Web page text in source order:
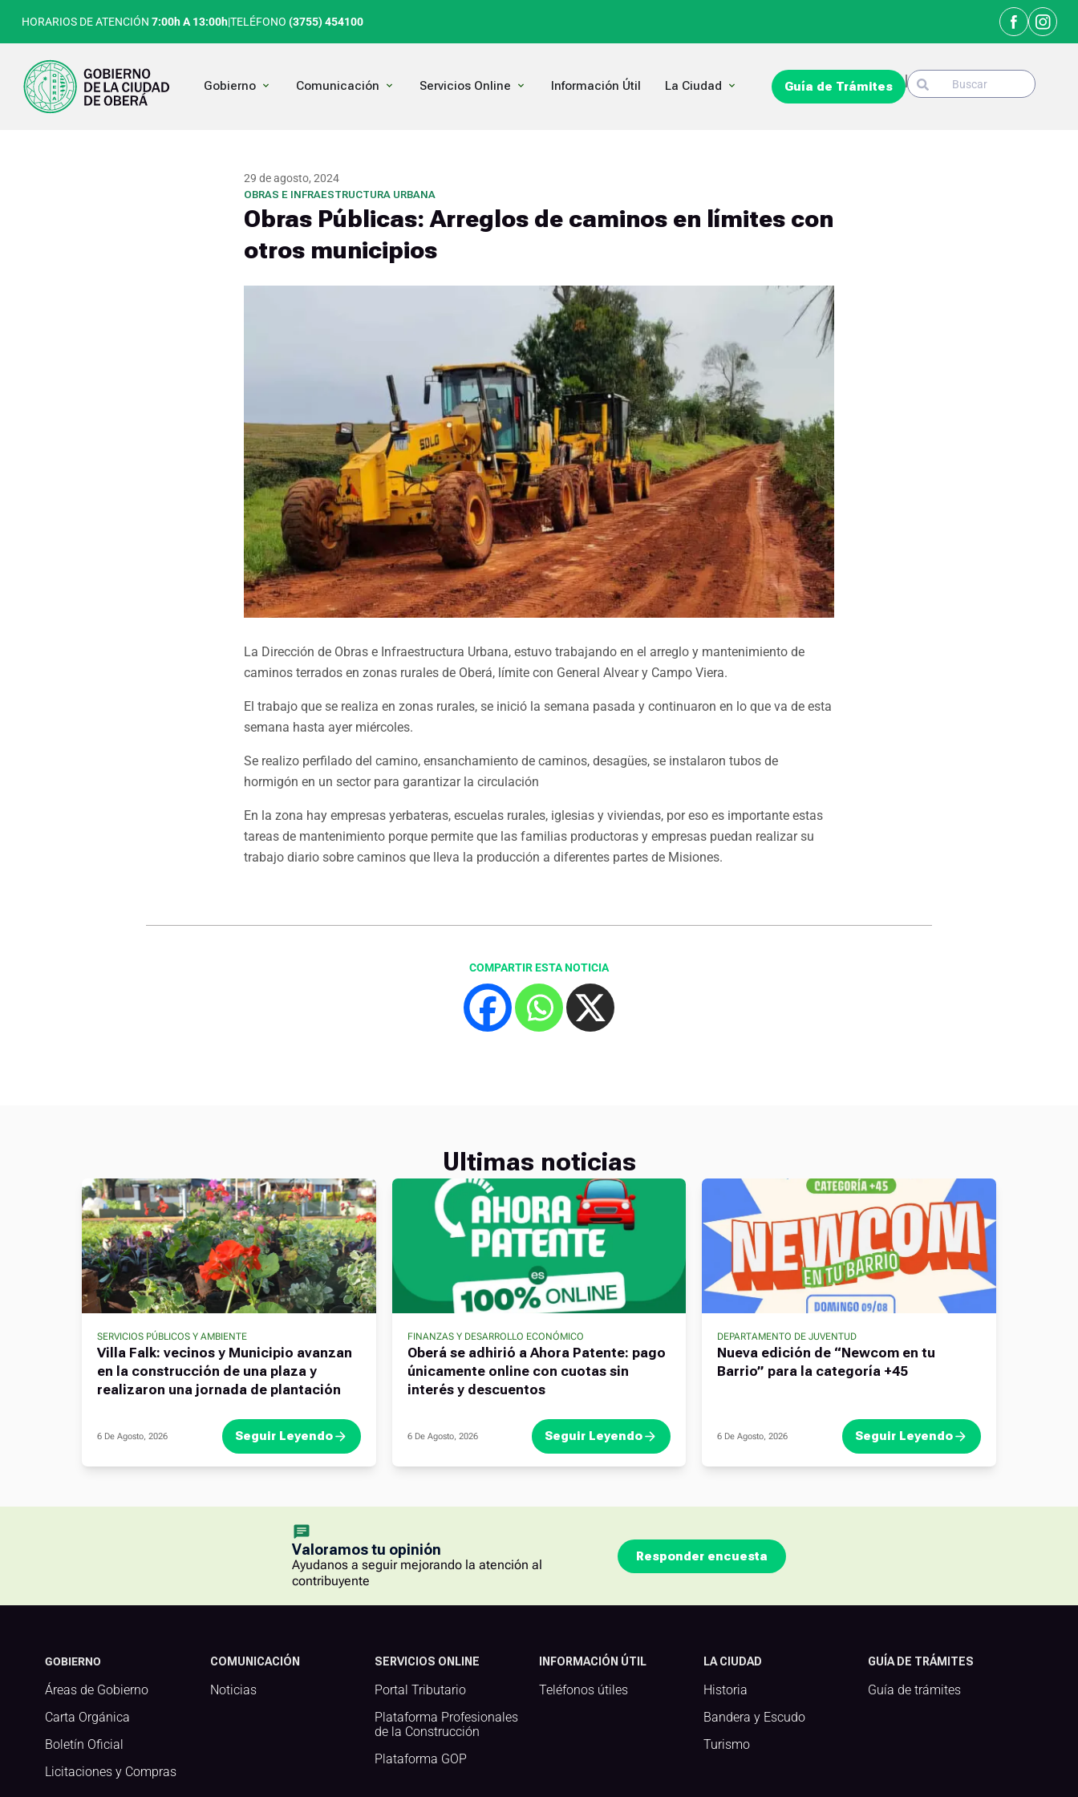
HORARIOS DE ATENCIÓN 7:00h A 13:00h|TELÉFONO (3755) 454100
Gobierno Open Gobierno
Comunicación Open Comunicación
Servicios Online Open Servicios Online
Información Útil La Ciudad Open La CiudadGuía de Trámites Search
Search
29 de agosto, 2024
OBRAS E INFRAESTRUCTURA URBANA
Obras Públicas: Arreglos de caminos en límites con
otros municipios
La Dirección de Obras e Infraestructura Urbana, estuvo trabajando en el arreglo y mantenimiento de
caminos terrados en zonas rurales de Oberá, límite con General Alvear y Campo Viera.
El trabajo que se realiza en zonas rurales, se inició la semana pasada y continuaron en lo que va de esta
semana hasta ayer miércoles.
Se realizo perfilado del camino, ensanchamiento de caminos, desagües, se instalaron tubos de
hormigón en un sector para garantizar la circulación
En la zona hay empresas yerbateras, escuelas rurales, iglesias y viviendas, por eso es importante estas
tareas de mantenimiento porque permite que las familias productoras y empresas puedan realizar su
trabajo diario sobre caminos que lleva la producción a diferentes partes de Misiones.
COMPARTIR ESTA NOTICIA
Ultimas noticias
SERVICIOS PÚBLICOS Y AMBIENTE
Villa Falk: vecinos y Municipio avanzan
en la construcción de una plaza y
realizaron una jornada de plantación
6 De Agosto, 2026 Seguir Leyendo
FINANZAS Y DESARROLLO ECONÓMICO
Oberá se adhirió a Ahora Patente: pago
únicamente online con cuotas sin
interés y descuentos
6 De Agosto, 2026 Seguir Leyendo
DEPARTAMENTO DE JUVENTUD
Nueva edición de “Newcom en tu
Barrio” para la categoría +45
6 De Agosto, 2026 Seguir Leyendo
Valoramos tu opinión
Ayudanos a seguir mejorando la atención al
contribuyente
Responder encuesta
GOBIERNO
Áreas de Gobierno
Carta Orgánica
Boletín Oficial
Licitaciones y Compras
COMUNICACIÓN
Noticias
SERVICIOS ONLINE
Portal Tributario
Plataforma Profesionales
de la Construcción
Plataforma GOP
INFORMACIÓN ÚTIL
Teléfonos útiles
LA CIUDAD
Historia
Bandera y Escudo
Turismo
GUÍA DE TRÁMITES
Guía de trámites